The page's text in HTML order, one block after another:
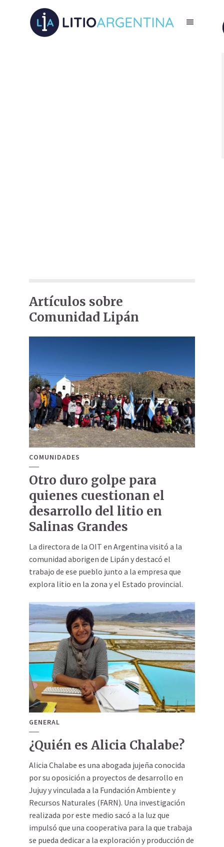
Artículos sobre
Comunidad Lipán
COMUNIDADES
Otro duro golpe para
quienes cuestionan el
desarrollo del litio en
Salinas Grandes
La directora de la OIT en Argentina visitó a la
comunidad aborigen de Lipán y destacó el
trabajo de ese pueblo junto a la empresa que
explora litio en la zona y el Estado provincial.
GENERAL
¿Quién es Alicia Chalabe?
Alicia Chalabe es una abogada jujeña conocida
por su oposición a proyectos de desarrollo en
Jujuy y vinculada a la Fundación Ambiente y
Recursos Naturales (FARN). Una investigación
realizada por este medio sacó a la luz que
impulsó que una cooperativa para la que trabaja
se pueda dedicar a la exploración y producción de